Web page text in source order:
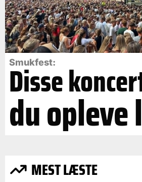
Smukfest:
Disse
du
MEST LÆSTE